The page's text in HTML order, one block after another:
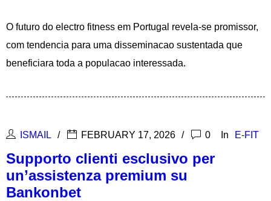
O futuro do electro fitness em Portugal revela-se promissor,
com tendencia para uma disseminacao sustentada que
beneficiara toda a populacao interessada.
ISMAIL FEBRUARY 17, 2026 0 In E-FIT
Supporto clienti esclusivo per
un’assistenza premium su
Bankonbet